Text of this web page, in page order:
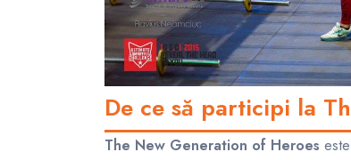
De ce să participi la
The New Generation of Heroes